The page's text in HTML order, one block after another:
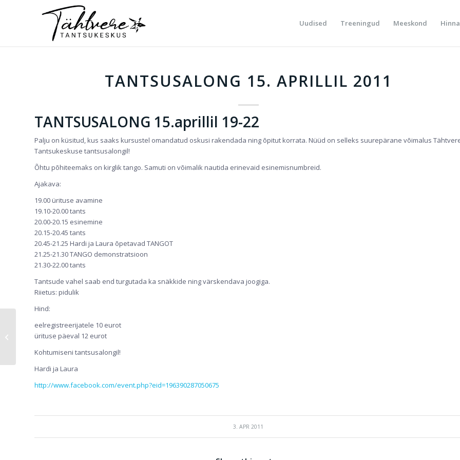
Uudised Treeningud Meeskond
TANTSUSALONG 15. APRILLIL 2011
TANTSUSALONG 15.aprillil 19-22
Palju on küsitud, kus saaks kursustel omandatud oskusi rakendada ning õpitut korrata. Nüüd on selleks suurepärane võimalus
Tantsukeskuse tantsusalongil!
Õhtu põhiteemaks on kirglik tango. Samuti on võimalik nautida erinevaid esinemisnumbreid.
Ajakava:
19.00 ürituse avamine
19.10-20.00 tants
20.00-20.15 esinemine
20.15-20.45 tants
20.45-21.25 Hardi ja Laura õpetavad TANGOT
21.25-21.30 TANGO demonstratsioon
21.30-22.00 tants
Tantsude vahel saab end turgutada ka snäkkide ning värskendava joogiga.
Riietus: pidulik
Hind:
eelregistreerijatele 10 eurot
ürituse päeval 12 eurot
Kohtumiseni tantsusalongil!
Hardi ja Laura
http://www.facebook.com/event.php?eid=196390287050675
3. APR 2011
Kursused kevadel 2011